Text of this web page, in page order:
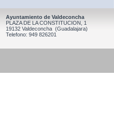
Ayuntamiento de Valdeconcha
PLAZA DE LA CONSTITUCION, 1
19132 Valdeconcha (Guadalajara)
Telefono: 949 826201